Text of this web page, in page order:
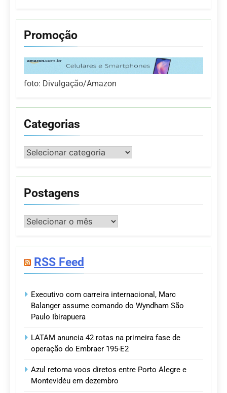
Promoção
foto: Divulgação/Amazon
Categorias
Categorias
Postagens
Postagens
RSS Feed
Executivo com carreira internacional, Marc
Balanger assume comando do Wyndham São
Paulo Ibirapuera
LATAM anuncia 42 rotas na primeira fase de
operação do Embraer 195-E2
Azul retoma voos diretos entre Porto Alegre e
Montevidéu em dezembro